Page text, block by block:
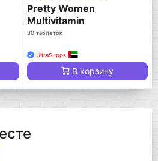
Pretty Women
Multivitamin
30 таблеток
UltraSupps
В корзину